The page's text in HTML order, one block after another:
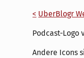
< UberBlogr
Podcast-Logo
Andere Icons